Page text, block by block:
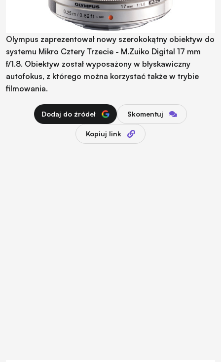
Olympus zaprezentował nowy szerokokątny obiektyw do
systemu Mikro Cztery Trzecie - M.Zuiko Digital 17 mm
f/1.8. Obiektyw został wyposażony w błyskawiczny
autofokus, z którego można korzystać także w trybie
filmowania.
Dodaj do źródeł Skomentuj
Kopiuj link